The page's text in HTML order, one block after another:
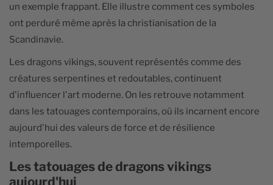
un exemple frappant. Elle illustre comment ces symboles
ont perduré même après la christianisation de la
Scandinavie.
Les dragons vikings, souvent représentés comme des
créatures serpentines et redoutables, continuent
d'influencer l'art moderne. On les retrouve notamment
dans les tatouages contemporains, où ils incarnent encore
aujourd'hui des valeurs de force et de résilience
intemporelles.
Les tatouages de dragons vikings
aujourd'hui